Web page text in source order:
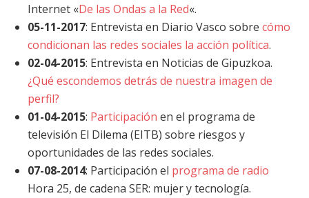
Internet «De las Ondas a la Red«.
05-11-2017: Entrevista en Diario Vasco sobre cómo
condicionan las redes sociales la acción política.
02-04-2015: Entrevista en Noticias de Gipuzkoa.
¿Qué escondemos detrás de nuestra imagen de
perfil?
01-04-2015: Participación en el programa de
televisión El Dilema (EITB) sobre riesgos y
oportunidades de las redes sociales.
07-08-2014: Participación el programa de radio
Hora 25, de cadena SER: mujer y tecnología.